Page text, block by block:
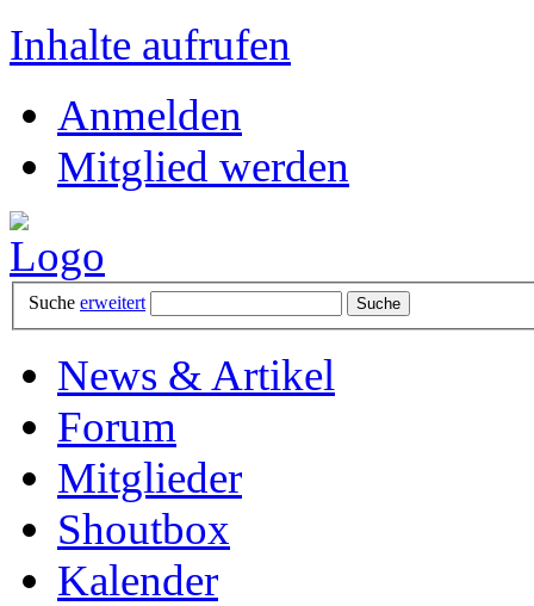
Inhalte aufrufen
Anmelden
Mitglied werden
Suche erweitert
News & Artikel
Forum
Mitglieder
Shoutbox
Kalender